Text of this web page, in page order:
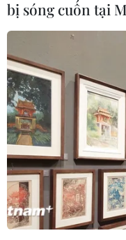
biên độ lãi suất
bị sóng cuốn tại